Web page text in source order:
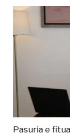
Pasuria e